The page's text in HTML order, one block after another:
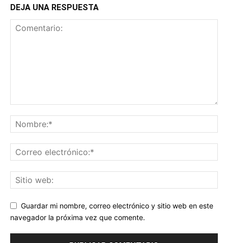
DEJA UNA RESPUESTA
Guardar mi nombre, correo electrónico y sitio web en este
navegador la próxima vez que comente.